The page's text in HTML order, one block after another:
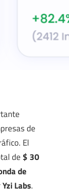
de
El
de $ 30
de
Yzi Labs.